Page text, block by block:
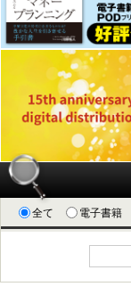
全て 電子書籍